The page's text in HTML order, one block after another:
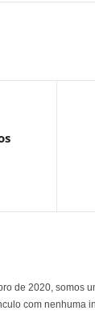
de 2020, somos
com nenhuma